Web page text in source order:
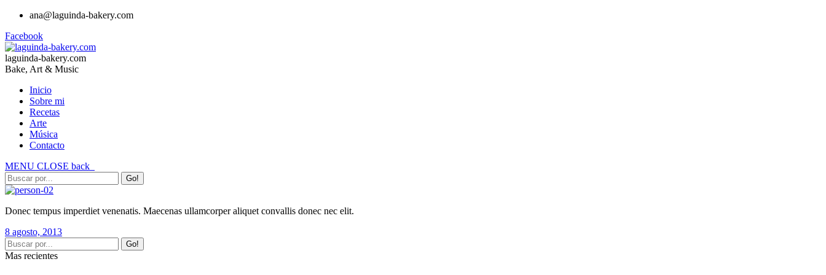
ana@laguinda-bakery.com
Facebook
laguinda-bakery.com
Bake, Art & Music
Inicio
Sobre mi
Recetas
Arte
Música
Contacto
MENU CLOSE back
Donec tempus imperdiet venenatis. Maecenas ullamcorper aliquet convallis donec nec elit.
8 agosto, 2013
Mas recientes